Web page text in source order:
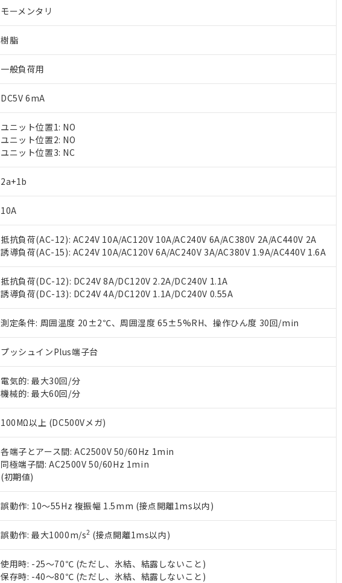
モーメンタリ
樹脂
一般負荷用
DC5V 6mA
ユニット位置1: NO
ユニット位置2: NO
ユニット位置3: NC
2a+1b
10A
抵抗負荷(AC-12): AC24V 10A/AC120V 10A/AC240V 6A/AC380V 2A/AC440V 2A
誘導負荷(AC-15): AC24V 10A/AC120V 6A/AC240V 3A/AC380V 1.9A/AC440V 1.6A
抵抗負荷(DC-12): DC24V 8A/DC120V 2.2A/DC240V 1.1A
誘導負荷(DC-13): DC24V 4A/DC120V 1.1A/DC240V 0.55A
測定条件: 周囲温度 20±2℃、周囲湿度 65±5%RH、操作ひん度 30回/min
プッシュインPlus端子台
電気的: 最大30回/分
機械的: 最大60回/分
100MΩ以上 (DC500Vメガ)
各端子とアース間: AC2500V 50/60Hz 1min
同極端子間: AC2500V 50/60Hz 1min
(初期値)
誤動作: 10～55Hz 複振幅 1.5mm (接点開離1ms以内)
誤動作: 最大1000m/s2 (接点開離1ms以内)
使用時: -25～70℃ (ただし、氷結、結露しないこと)
保存時: -40～80℃ (ただし、氷結、結露しないこと)
ご利用条件
以下の条件をお読みいただき、同意のうえご利用ください。
本サービスは、当社制御機器事業取扱商品の当社在庫状況および標準価格(税
くものです。
当社制御機器事業取扱商品の中には、本サービスの対象外となる商品もある
のであり、閲覧された時点での実際の在庫および標準価格とは異なる場合が
い。
正式な納期状況および標準価格はお客様のお取引先、またはお客様担当のオ
当社販売員にご相談ください。
オムロン制御機器販売店や当社販売拠点は「販売ネットワーク
」をご確認
在庫状況および標準価格結果を当社の事前の承諾なく第三者に漏洩または開
マイパーツ機能（部品リスト作成サービス）をご利用いただくには、I-Webメ
ている必要があります。
お客様が当ウェブサイト上で当社にご登録された部品リストについて、当社
さい。
※当社の共同利用者とは、"個人情報の共同利用に関して"
の「1.共同利用
いる法人を指します。
※1 対応状況
対応済み：EU RoHS指令（10物質）の非含有に対応した製品が提供可能な商品
対応予定：EU RoHS指令（10物質）の非含有に対応した製品に切り替える予定のあ
対応予定なし：EU RoHS指令（10物質）の非含有に非対応の商品で、対応品を出
非該当品：ライセンス料など無形物で、有害物質有無と関係のない商品です。
仕入先様の事情により、非含有部品としていたものが、含有品と判明した場合など
があります。
*EU RoHS指令（10物質）：
鉛(Pb) 1000ppm以下、 水銀(Hg) 1000ppm以下、 カドミウム(Cd) 100ppm以下、
六価クロム(Cr(Ⅵ)) 1000ppm以下、ポリ臭化ビフェニル類(PBB) 1000ppm以下、ポリ臭化ジフェニルエー
但し、RoHS指令で産業用監視および制御機器に対する適用除外項目は除く。
フタル酸エステル類の４物質については閾値を超える意図的な使用がないことを確認しています。
※2 対応予定月
部品在庫の切り替え状況などにより、予定月が前後することがあります。
※3 非含有証明書ダウンロード
下記の非含有証明書をダウンロードすることができます。
EU RoHS指令（10物質）の非含有証明書
51物質の非含有証明書（当社基準）
※本証明書は発行日時点で非含有を証明するもので、過去に遡って非含有を証明す
また、RoHS指令のフタル酸エステル類４物質の対応では、対応完了までの期間
混在することから備考欄に対応日を記載しておりました。
り割愛しております。
※1 中国RoHS○×表
「－」：未確認です。当社販売部門へお問い合わせください。
*中国RoHS10物質の基準値 (GB/T26572)：
Pb(鉛) :1000ppm、 Hg(水銀) : 1000ppm、 Cd(カドミウム) : 100ppm、
Cr(Ⅵ)(六価クロム) : 1000ppm、 PBBs(ポリ臭化ビフェニル類) : 1000ppm、 PBDEs(ポリ臭化ジフェニルエ
DBP(フタル酸ジブチル) : 1000ppm、 DIBP(フタル酸ジイソブチル) : 1000ppm、 BBP(フタル酸ブチルベン
DEHP(フタル酸ビス(2-エチルヘキシル)) : 1000ppm
※2 環境保護使用期限
「ｅ」：有害物質（10物質）のすべてが基準値以下であることを示します。
「10」：通常の使用状況下において有害物質が外部に漏えいし、環境に深刻な影響
味します。
当社は、これら貴社製品のうち、外国為替および外国貿易法に定める商品（
う）を輸出または国外への提供する場合は、日本国政府の輸出許可(または役
当社は規制貨物を破棄する場合は、完全に破砕するなど、違法に輸出されな
ます。
当社は貴社製品を、核兵器、ミサイル、化学兵器、生物兵器またはその他武
当社は、貴社製品を第三者に販売する場合は、上記1、2および3の内容を当該
また当社は、販売先および販売に係わる関係者が違法に輸出するおそれがあ
たしません。
記
号
説明
○ 一定数以上の在庫あり
△ 一定数には満たないが在庫あり
－
在庫なし(最新の在庫状況については、お客様のお取引先、またはお客様
機器販売店・当社販売員にご確認ください)
空
白
受注生産機種、また在庫状況の情報を公開していない機種